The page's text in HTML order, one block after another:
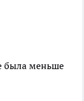
была меньше